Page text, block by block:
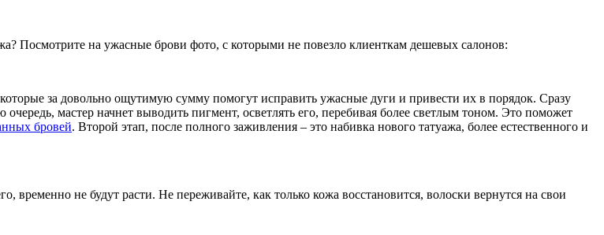
Посмотрите на ужасные брови фото, с которыми не повезло клиенткам дешевых салонов:
за довольно ощутимую сумму помогут исправить ужасные дуги и привести их в порядок. Сразу
мастер начнет выводить пигмент, осветлять его, перебивая более светлым тоном. Это поможет
бровей. Второй этап, после полного заживления – это набивка нового татуажа, более естественного и
временно не будут расти. Не переживайте, как только кожа восстановится, волоски вернутся на свои